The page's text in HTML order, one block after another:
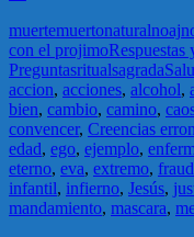
muertemuertonaturalnoaj
con el projimoRespuestas
Preguntasritualsagrada
accion, acciones, alcohol,
bien, cambio, camino,
convencer, Creencias
edad, ego, ejemplo,
eterno, eva, extremo,
infantil, infierno, Jesús,
mandamiento, mascara,